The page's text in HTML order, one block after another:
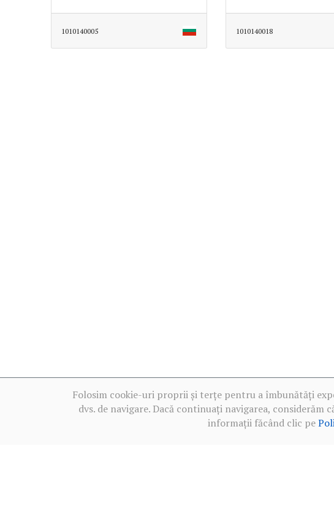
1010140005 1010140018
Folosim cookie-uri proprii și terțe pentru a îmbunătăți
dvs. de navigare. Dacă continuați navigarea,
informații făcând clic pe